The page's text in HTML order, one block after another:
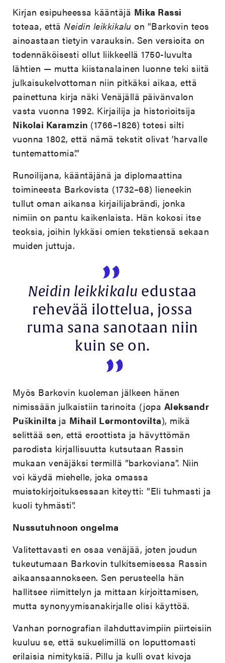
Kirjan esipuheessa kääntäjä Mika Rassi
toteaa, ettäNeidin leikkikaluon ”Barkovin teos
ainoastaan tietyin varauksin. Sen versioita on
todennäköisesti ollut liikkeellä 1750-luvulta
lähtien — mutta kiistanalainen luonne teki siitä
julkaisukelvottoman niin pitkäksi aikaa, että
painettuna kirja näki Venäjällä päivänvalon
vasta vuonna 1992. Kirjailija ja historioitsija
Nikolai Karamzin (1766–1826) totesi silti
vuonna 1802, että nämä tekstit olivat ’harvalle
tuntemattomia’.”
Runoilijana, kääntäjänä ja diplomaattina
toimineesta Barkovista (1732–68) lieneekin
tullut oman aikansa kirjailijabrändi, jonka
nimiin on pantu kaikenlaista. Hän kokosi itse
teoksia, joihin lykkäsi omien tekstiensä sekaan
muiden juttuja.
Neidin leikkikalu edustaa
rehevää ilottelua, jossa
ruma sana sanotaan niin
kuin se on.
Myös Barkovin kuoleman jälkeen hänen
nimissään julkaistiin tarinoita (jopa Aleksandr
Puškinilta ja Mihail Lermontovilta), mikä
selittää sen, että eroottista ja hävyttömän
parodista kirjallisuutta kutsutaan Rassin
mukaan venäjäksi termillä ”barkoviana”. Niin
voi käydä miehelle, joka omassa
muistokirjoituksessaan kiteytti: ”Eli tuhmasti ja
kuoli tyhmästi”.
Nussutuhnoon ongelma
Valitettavasti en osaa venäjää, joten joudun
tukeutumaan Barkovin tulkitsemisessa Rassin
aikaansaannokseen. Sen perusteella hän
hallitsee riimittelyn ja mittaan kirjoittamisen,
mutta synonyymisanakirjalle olisi käyttöä.
Vanhan pornografian ilahduttavimpiin piirteisiin
kuuluu se, että sukuelimillä on loputtomasti
erilaisia nimityksiä. Pillu ja kulli ovat kivoja